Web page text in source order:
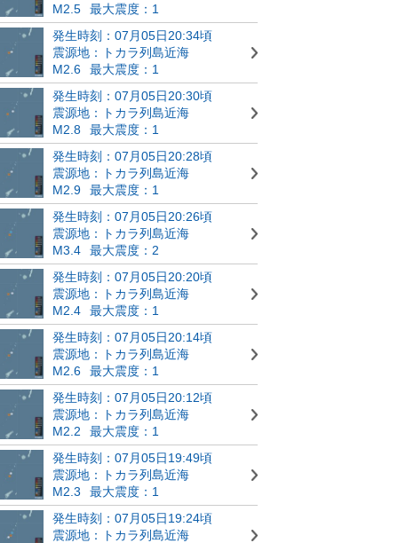
M2.5
最大震度：1
発生時刻：07月05日20:34頃
震源地：トカラ列島近海
M2.6
最大震度：1
発生時刻：07月05日20:30頃
震源地：トカラ列島近海
M2.8
最大震度：1
発生時刻：07月05日20:28頃
震源地：トカラ列島近海
M2.9
最大震度：1
発生時刻：07月05日20:26頃
震源地：トカラ列島近海
M3.4
最大震度：2
発生時刻：07月05日20:20頃
震源地：トカラ列島近海
M2.4
最大震度：1
発生時刻：07月05日20:14頃
震源地：トカラ列島近海
M2.6
最大震度：1
発生時刻：07月05日20:12頃
震源地：トカラ列島近海
M2.2
最大震度：1
発生時刻：07月05日19:49頃
震源地：トカラ列島近海
M2.3
最大震度：1
発生時刻：07月05日19:24頃
震源地：トカラ列島近海